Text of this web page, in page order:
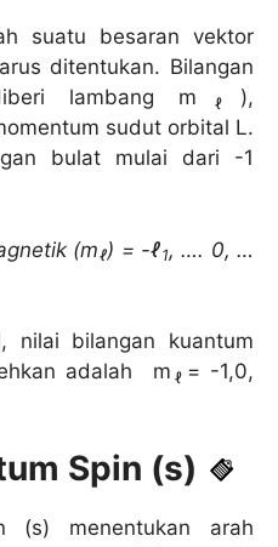
suatu besaran vektor
ditentukan. Bilangan
lambang m ℓ ),
sudut orbital L.
bulat mulai dari -1
(mℓ) = -ℓ1, …. 0, …
bilangan kuantum
adalah m ℓ = -1,0,
Spin (s)
(s) menentukan arah